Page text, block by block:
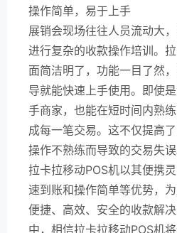
操作简单，易于上手
展销会现场往往人员流动大
进行复杂的收款操作培训。
面简洁明了，功能一目了然
导就能快速上手使用。即使
手商家，也能在短时间内熟
成每一笔交易。这不仅提高
操作不熟练而导致的交易失误
拉卡拉移动POS机以其便携
速到账和操作简单等优势，
便捷、高效、安全的收款解
中，相信拉卡拉移动POS机